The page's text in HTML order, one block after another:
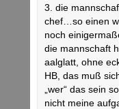
3. die
chef…so einen
noch
die mannschaft
aalglatt, ohne
HB, das muß
„wer“ das sein
nicht meine